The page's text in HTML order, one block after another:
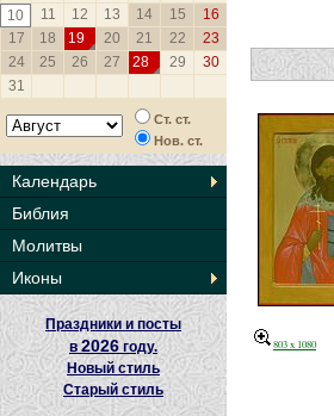
10
11 12 13 14 15
16
17
18 19 20 21 22
23
24
25 26 27 28 29
30
31
Ст. ст.
Нов. ст.
Календарь
Библия
Молитвы
Иконы
Праздники и посты
в2026 году.
Новый стиль
Старый стиль
803 x 1080